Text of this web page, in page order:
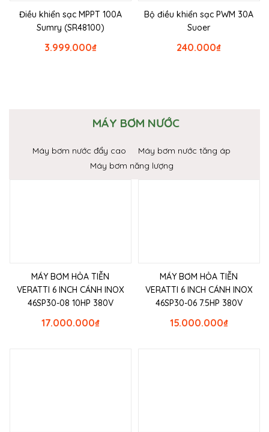
Điều khiển sạc MPPT 100A
Sumry (SR48100)
₫
3.999.000
Bộ điều khiển sạc PWM 30A
Suoer
₫
240.000
MÁY BƠM NƯỚC
Máy bơm nước đẩy cao
Máy bơm nước tăng áp
Máy bơm năng lượng
MÁY BƠM HỎA TIỄN
VERATTI 6 INCH CÁNH INOX
46SP30-08 10HP 380V
₫
17.000.000
MÁY BƠM HỎA TIỄN
VERATTI 6 INCH CÁNH INOX
46SP30-06 7.5HP 380V
₫
15.000.000